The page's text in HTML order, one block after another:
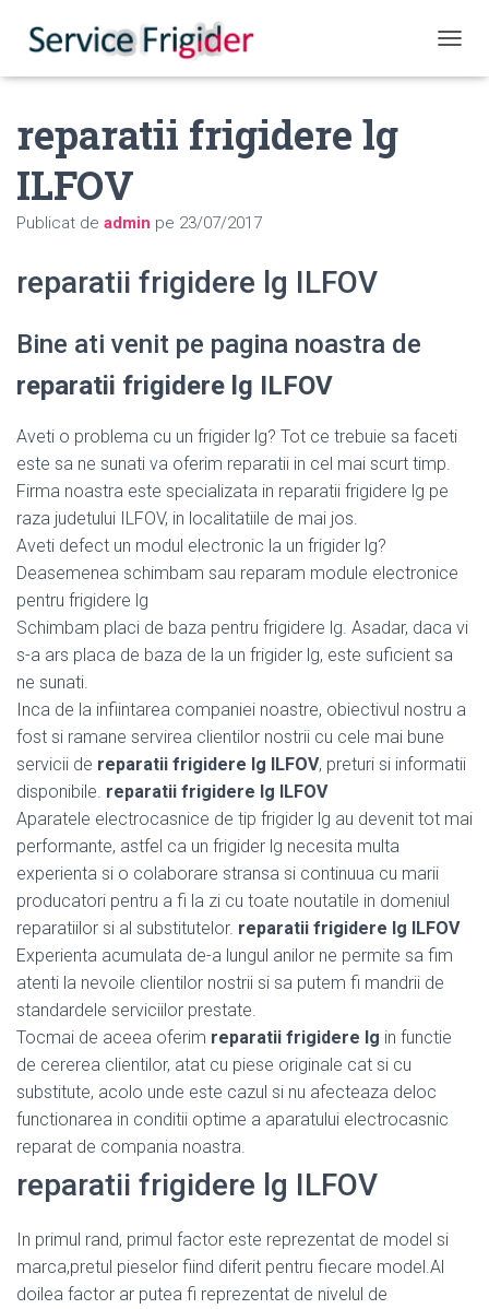
reparatii frigidere lg
ILFOV
Publicat de admin pe 23/07/2017
reparatii frigidere lg ILFOV
Bine ati venit pe pagina noastra de
reparatii frigidere lg ILFOV
Aveti o problema cu un frigider lg? Tot ce trebuie sa faceti
este sa ne sunati va oferim reparatii in cel mai scurt timp.
Firma noastra este specializata in reparatii frigidere lg pe
raza judetului ILFOV, in localitatiile de mai jos.
Aveti defect un modul electronic la un frigider lg?
Deasemenea schimbam sau reparam module electronice
pentru frigidere lg
Schimbam placi de baza pentru frigidere lg. Asadar, daca vi
s-a ars placa de baza de la un frigider lg, este suficient sa
ne sunati.
Inca de la infiintarea companiei noastre, obiectivul nostru a
fost si ramane servirea clientilor nostrii cu cele mai bune
servicii de reparatii frigidere lg ILFOV, preturi si informatii
disponibile. reparatii frigidere lg ILFOV
Aparatele electrocasnice de tip frigider lg au devenit tot mai
performante, astfel ca un frigider lg necesita multa
experienta si o colaborare stransa si continuua cu marii
producatori pentru a fi la zi cu toate noutatile in domeniul
reparatiilor si al substitutelor. reparatii frigidere lg ILFOV
Experienta acumulata de-a lungul anilor ne permite sa fim
atenti la nevoile clientilor nostrii si sa putem fi mandrii de
standardele serviciilor prestate.
Tocmai de aceea oferim reparatii frigidere lg in functie
de cererea clientilor, atat cu piese originale cat si cu
substitute, acolo unde este cazul si nu afecteaza deloc
functionarea in conditii optime a aparatului electrocasnic
reparat de compania noastra.
reparatii frigidere lg ILFOV
In primul rand, primul factor este reprezentat de model si
marca,pretul pieselor fiind diferit pentru fiecare model.Al
doilea factor ar putea fi reprezentat de nivelul de